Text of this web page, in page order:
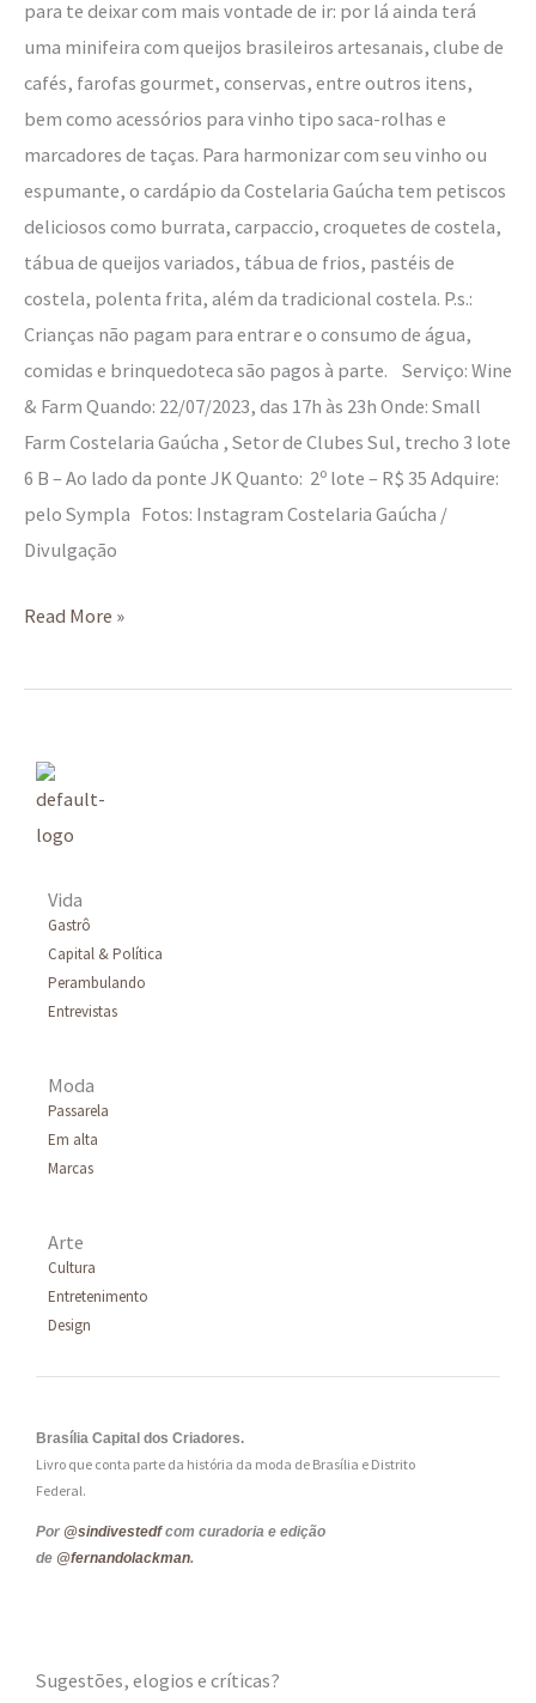
para te deixar com mais vontade de ir: por lá ainda terá
uma minifeira com queijos brasileiros artesanais, clube de
cafés, farofas gourmet, conservas, entre outros itens,
bem como acessórios para vinho tipo saca-rolhas e
marcadores de taças. Para harmonizar com seu vinho ou
espumante, o cardápio da Costelaria Gaúcha tem petiscos
deliciosos como burrata, carpaccio, croquetes de costela,
tábua de queijos variados, tábua de frios, pastéis de
costela, polenta frita, além da tradicional costela. P.s.:
Crianças não pagam para entrar e o consumo de água,
comidas e brinquedoteca são pagos à parte. Serviço: Wine
& Farm Quando: 22/07/2023, das 17h às 23h Onde: Small
Farm Costelaria Gaúcha , Setor de Clubes Sul, trecho 3 lote
6 B – Ao lado da ponte JK Quanto: 2º lote – R$ 35 Adquire:
pelo Sympla Fotos: Instagram Costelaria Gaúcha /
Divulgação
Read More »
Vida
Gastrô
Capital & Política
Perambulando
Entrevistas
Moda
Passarela
Em alta
Marcas
Arte
Cultura
Entretenimento
Design
Brasília Capital dos Criadores.
Livro que conta parte da história da moda de Brasília e Distrito
Federal.
Por @sindivestedfcom curadoria e edição
de @fernandolackman.
Sugestões, elogios e críticas?